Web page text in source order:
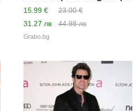
с гел лак
15.99 €
23.00 €
31.27 лв
44.98 лв
Grabo.bg